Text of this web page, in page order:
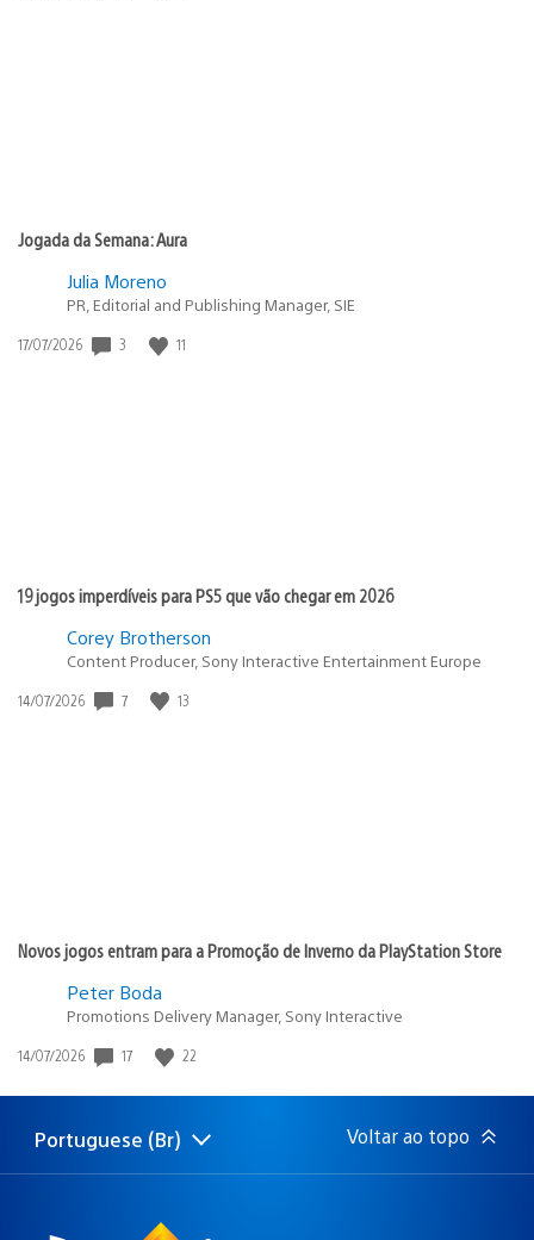
Jogada da Semana: Aura
Julia Moreno
PR, Editorial and Publishing Manager, SIE
Data
17/07/2026 3 11
19 jogos imperdíveis para PS5 que vão chegar em 2026
Corey Brotherson
Content Producer, Sony Interactive Entertainment Europe
Data
14/07/2026 7 13
Novos jogos entram para a Promoção de Inverno da PlayStation Store
Peter Boda
Promotions Delivery Manager, Sony Interactive
Data
publicação:
14/07/2026 17 22
Selecione
Região
Portuguese (Br) Voltar ao topo